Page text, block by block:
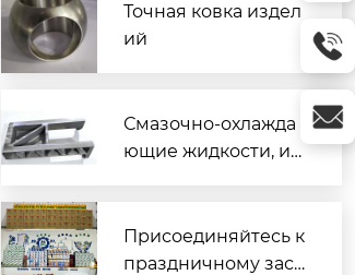
Точная ковка издел
ий
Смазочно-охлажда
ющие жидкости, ис
материалов
Присоединяйтесь к
праздничному заст